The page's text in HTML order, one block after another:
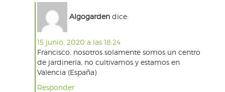
Algogarden dice:
15 junio, 2020 a las 18:24
Francisco, nosotros solamente somos un centro
de jardinería, no cultivamos y estamos en
Valencia (España)
Responder